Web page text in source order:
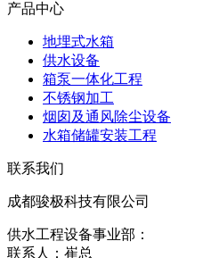
产品中心
地埋式水箱
供水设备
箱泵一体化工程
不锈钢加工
烟囱及通风除尘设备
水箱储罐安装工程
联系我们
成都骏极科技有限公司
供水工程设备事业部：
联系人：崔总